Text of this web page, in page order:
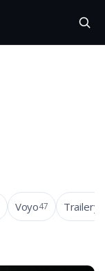
Voyo47 Trailery